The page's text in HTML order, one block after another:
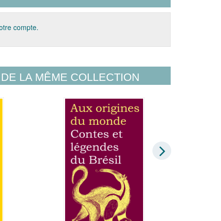
compte.
LA MÊME COLLECTION